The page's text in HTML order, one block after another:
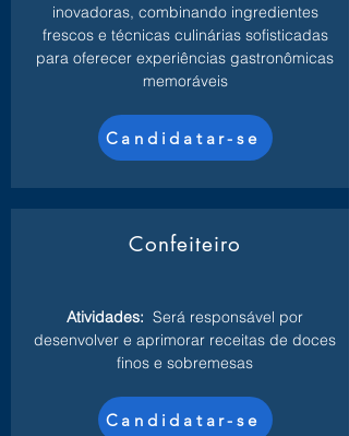
inovadoras, combinando ingredientes
frescos e técnicas culinárias sofisticadas
para oferecer experiências gastronômicas
memoráveis
Candidatar-se
Confeiteiro
Atividades: Será responsável por
desenvolver e aprimorar receitas de doces
finos e sobremesas
Candidatar-se